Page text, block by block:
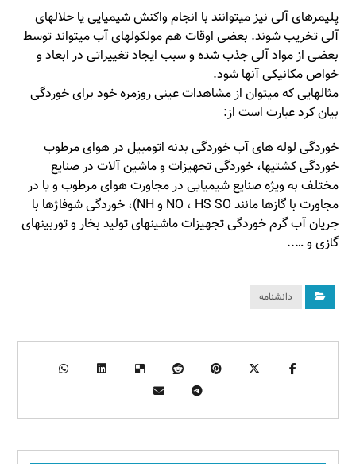
پلیمرهای آلی نیز میتوانند با انجام واکنش شیمیایی یا حلالهای
آلی تخریب شوند. بعضی اوقات هم مولکولهای آب میتواند توسط
بعضی از مواد آلی جذب شده و سبب ایجاد تغییراتی در ابعاد و
خواص مکانیکی آنها شود.
مثالهایی که میتوان از مشاهدات عینی روزمره خود برای خوردگی
بیان کرد عبارت است از:
خوردگی لوله های آب خوردگی بدنه اتومبیل در هوای مرطوب
خوردگی کشتیها، خوردگی تجهیزات و ماشین آلات در صنایع
مختلف به ویژه صنایع شیمیایی در مجاورت هوای مرطوب و یا در
مجاورت با گازها مانند NO ، HS SO و NH)، خوردگی شوفاژها با
جریان آب گرم خوردگی تجهیزات ماشینهای تولید بخار و توربینهای
گازی و …..
دانشنامه